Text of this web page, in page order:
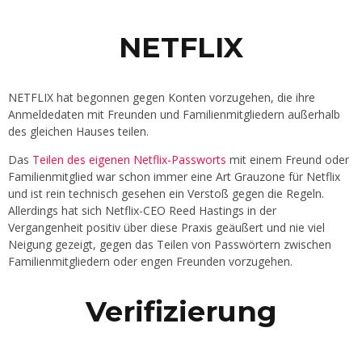
NETFLIX
NETFLIX hat begonnen gegen Konten vorzugehen, die ihre
Anmeldedaten mit Freunden und Familienmitgliedern außerhalb
des gleichen Hauses teilen.
Das Teilen des eigenen Netflix-Passworts mit einem Freund oder
Familienmitglied war schon immer eine Art Grauzone für Netflix
und ist rein technisch gesehen ein Verstoß gegen die Regeln.
Allerdings hat sich Netflix-CEO Reed Hastings in der
Vergangenheit positiv über diese Praxis geäußert und nie viel
Neigung gezeigt, gegen das Teilen von Passwörtern zwischen
Familienmitgliedern oder engen Freunden vorzugehen.
Verifizierung